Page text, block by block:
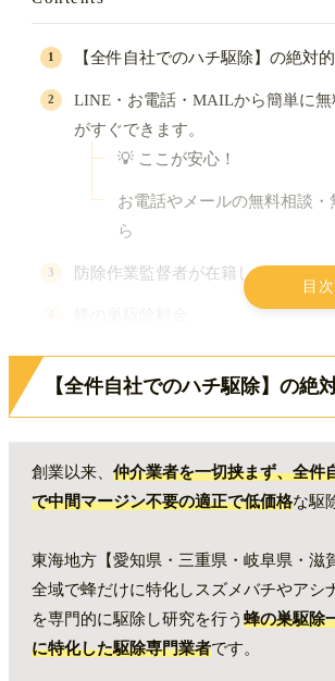
目
【全件自社でのハチ駆除】の絶対
LINE・お電話・MAILから簡単に
がすぐできます。
💡 ここが安心！
お電話やメールの無料相談・
ら
防除作業監督者が在籍しています。
東海テレビ スタイルプラスに蜂
TV出演
お客様の声 ー口コミー
当社のハチ（蜂の巣）駆除の特徴
最新のハチ駆除事例
蜂駆除でよくある質問ーQ＆A
蜂駆除業者選びで失敗しないために
【全件自社でのハチ駆除】の絶
創業以来、 仲介業者を一切挟まず、全件
で中間マージン不要の適正で低価格な駆
東海地方【愛知県・三重県・岐阜県・滋
全域で蜂だけに特化しスズメバチやアシ
を専門的に駆除し研究を行う 蜂の巣駆除
に特化した駆除専門業者です。